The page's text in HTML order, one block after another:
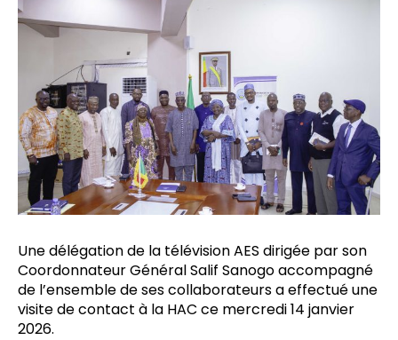
Une délégation de la télévision AES dirigée par son
Coordonnateur Général Salif Sanogo accompagné
de l’ensemble de ses collaborateurs a effectué une
visite de contact à la HAC ce mercredi 14 janvier
2026.